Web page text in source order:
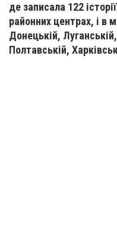
де записала 122
районних центрах, і в
Донецькій,
Полтавській,